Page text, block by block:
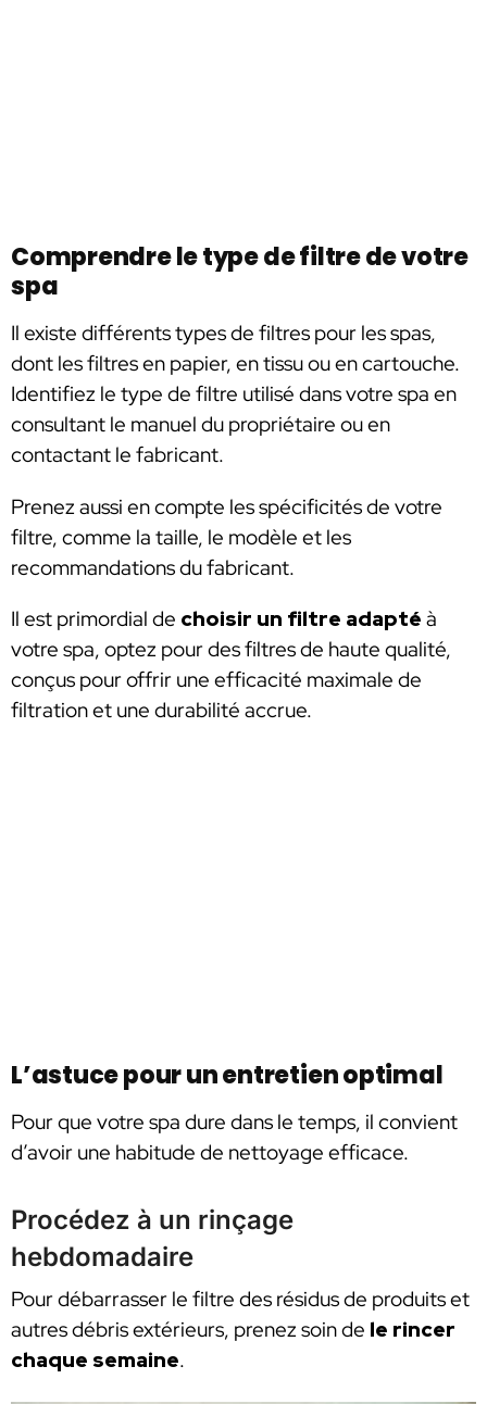
Comprendre le type de filtre de votre
spa
Il existe différents types de filtres pour les spas,
dont les filtres en papier, en tissu ou en cartouche.
Identifiez le type de filtre utilisé dans votre spa en
consultant le manuel du propriétaire ou en
contactant le fabricant.
Prenez aussi en compte les spécificités de votre
filtre, comme la taille, le modèle et les
recommandations du fabricant.
Il est primordial de choisir un filtre adapté à
votre spa, optez pour des filtres de haute qualité,
conçus pour offrir une efficacité maximale de
filtration et une durabilité accrue.
L’astuce pour un entretien optimal
Pour que votre spa dure dans le temps, il convient
d’avoir une habitude de nettoyage efficace.
Procédez à un rinçage
hebdomadaire
Pour débarrasser le filtre des résidus de produits et
autres débris extérieurs, prenez soin de le rincer
chaque semaine.